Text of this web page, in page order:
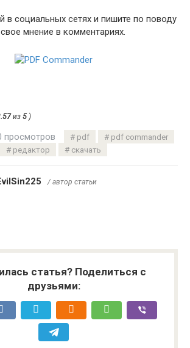
в социальных сетях и пишите по поводу
мнение в комментариях.
из 5 )
просмотров pdf
pdf commander
редактор
скачать
/ автор статьи
статья? Поделиться с
друзьями: